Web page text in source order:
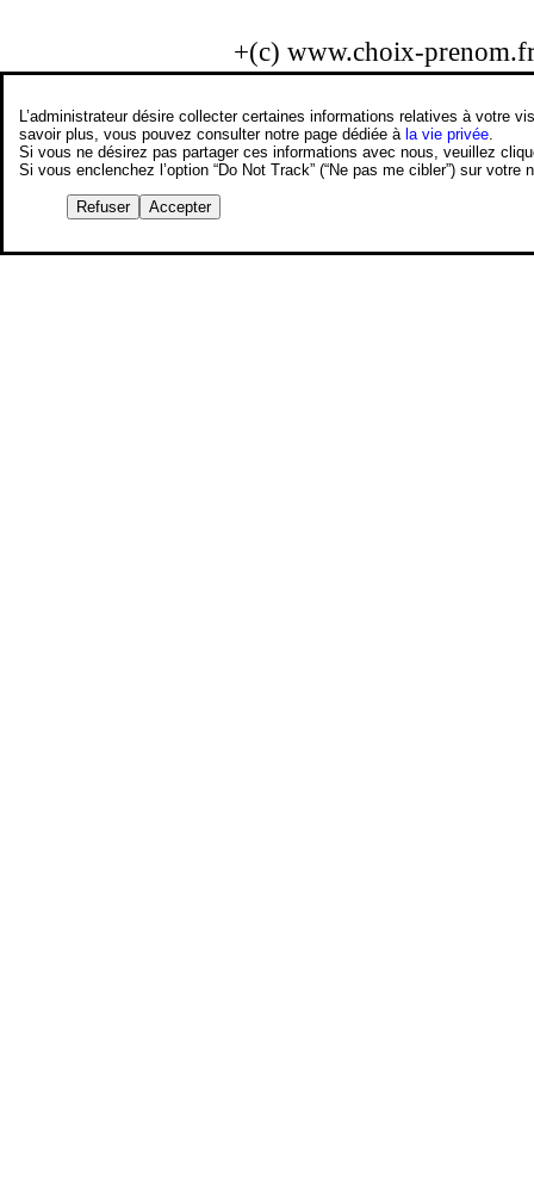
+(c) www.choix-
L’administrateur désire collecter certaines informations relatives à votre
savoir plus, vous pouvez consulter notre page dédiée àla vie privée
Si vous ne désirez pas partager ces informations avec nous, veuillez
Si vous enclenchez l’option “Do Not Track” (“Ne pas me cibler”) sur
Refuser Accepter